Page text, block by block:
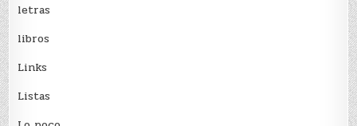
letras
libros
Links
Listas